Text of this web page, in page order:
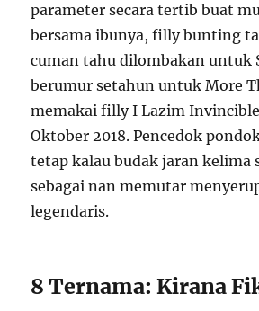
parameter secara tertib buat
bersama ibunya, filly bunting
cuman tahu dilombakan untuk
berumur setahun untuk More
memakai filly I Lazim
Oktober 2018. Pencedok
tetap kalau budak jaran kelima
sebagai nan memutar
legendaris.
8 Ternama: Kirana